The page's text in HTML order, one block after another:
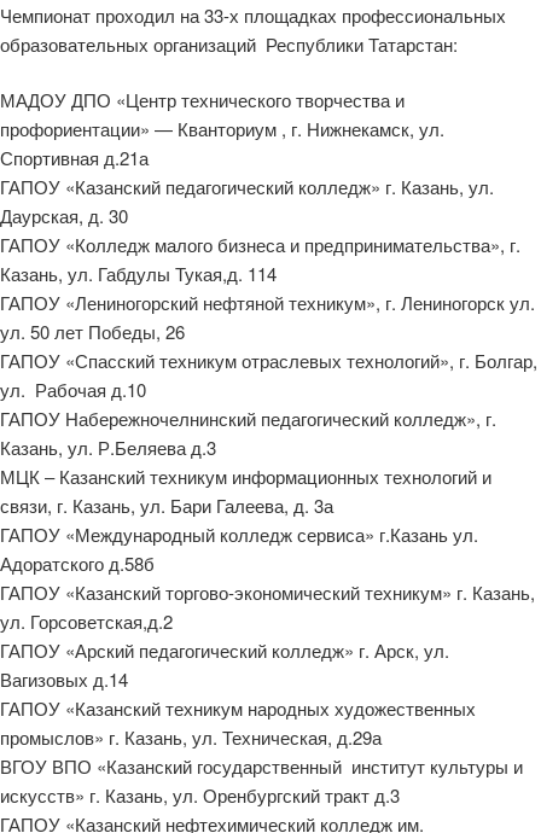
Чемпионат проходил на 33-х площадках профессиональных
образовательных организаций Республики Татарстан:
МАДОУ ДПО «Центр технического творчества и
профориентации» — Кванториум , г. Нижнекамск, ул.
Спортивная д.21а
ГАПОУ «Казанский педагогический колледж» г. Казань, ул.
Даурская, д. 30
ГАПОУ «Колледж малого бизнеса и предпринимательства», г.
Казань, ул. Габдулы Тукая,д. 114
ГАПОУ «Лениногорский нефтяной техникум», г. Лениногорск ул.
ул. 50 лет Победы, 26
ГАПОУ «Спасский техникум отраслевых технологий», г. Болгар,
ул. Рабочая д.10
ГАПОУ Набережночелнинский педагогический колледж», г.
Казань, ул. Р.Беляева д.3
МЦК – Казанский техникум информационных технологий и
связи, г. Казань, ул. Бари Галеева, д. 3а
ГАПОУ «Международный колледж сервиса» г.Казань ул.
Адоратского д.58б
ГАПОУ «Казанский торгово-экономический техникум» г. Казань,
ул. Горсоветская,д.2
ГАПОУ «Арский педагогический колледж» г. Арск, ул.
Вагизовых д.14
ГАПОУ «Казанский техникум народных художественных
промыслов» г. Казань, ул. Техническая, д.29а
ВГОУ ВПО «Казанский государственный институт культуры и
искусств» г. Казань, ул. Оренбургский тракт д.3
ГАПОУ «Казанский нефтехимический колледж им.